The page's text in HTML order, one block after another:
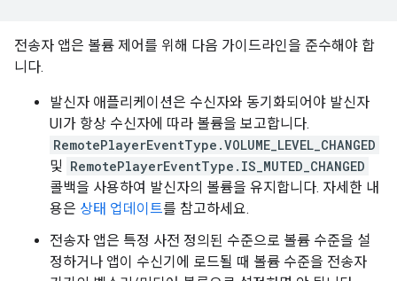
전송자 앱은 볼륨 제어를 위해 다음 가이드라인을 준수해야 합
니다.
발신자 애플리케이션은 수신자와 동기화되어야 발신자
UI가 항상 수신자에 따라 볼륨을 보고합니다.
RemotePlayerEventType.VOLUME_LEVEL_CHANGED
및 RemotePlayerEventType.IS_MUTED_CHANGED
콜백을 사용하여 발신자의 볼륨을 유지합니다. 자세한 내
용은 상태 업데이트를 참고하세요.
전송자 앱은 특정 사전 정의된 수준으로 볼륨 수준을 설
정하거나 앱이 수신기에 로드될 때 볼륨 수준을 전송자